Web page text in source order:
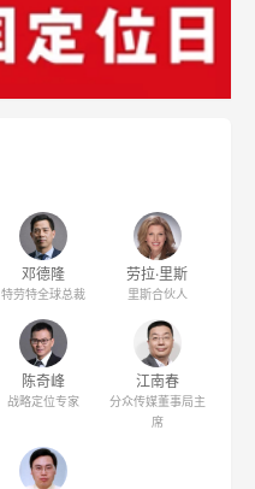
邓德隆
特劳特全球总裁
劳拉·里斯
里斯合伙人
陈奇峰
战略定位专家
江南春
分众传媒董事局主
席